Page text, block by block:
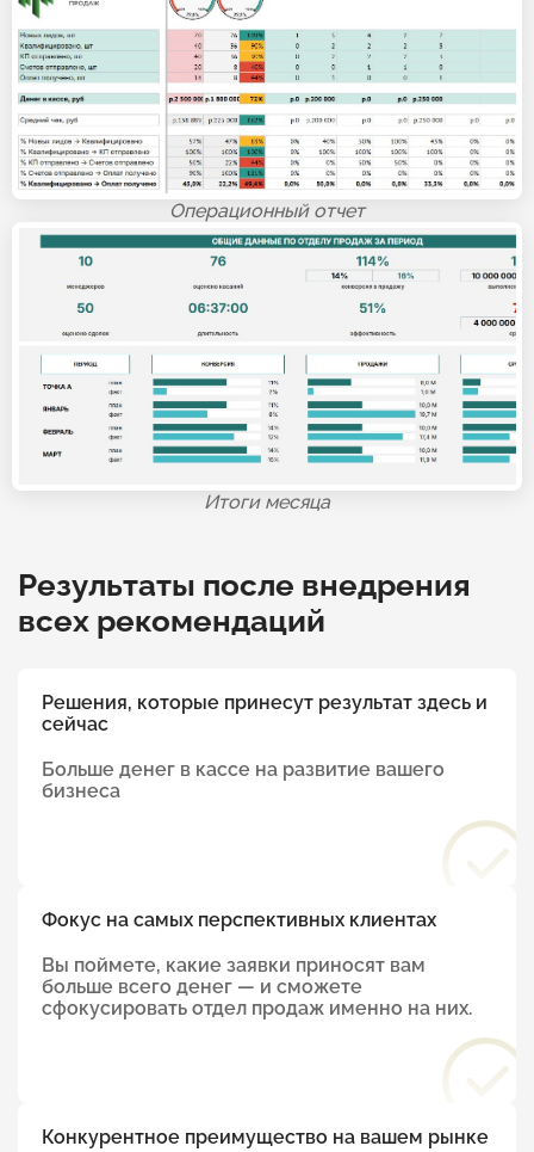
Операционный отчет
Итоги месяца
Результаты после внедрения
всех рекомендаций
Решения, которые принесут результат здесь и
сейчас
Больше денег в кассе на развитие вашего
бизнеса
Фокус на самых перспективных клиентах
Вы поймете, какие заявки приносят вам
больше всего денег — и сможете
сфокусировать отдел продаж именно на них.
Конкурентное преимущество на вашем рынке